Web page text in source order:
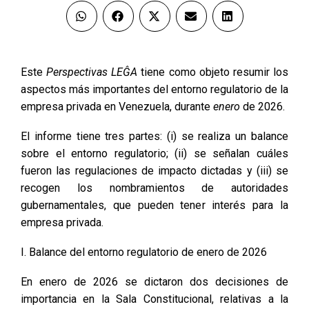
EstePerspectivas LEĜAtiene como objeto resumir los
aspectos más importantes del entorno regulatorio de la
empresa privada en Venezuela, durante enero de 2026.
El informe tiene tres partes: (i) se realiza un balance
sobre el entorno regulatorio; (ii) se señalan cuáles
fueron las regulaciones de impacto dictadas y (iii) se
recogen los nombramientos de autoridades
gubernamentales, que pueden tener interés para la
empresa privada.
I. Balance del entorno regulatorio de enero de 2026
En enero de 2026 se dictaron dos decisiones de
importancia en la Sala Constitucional, relativas a la